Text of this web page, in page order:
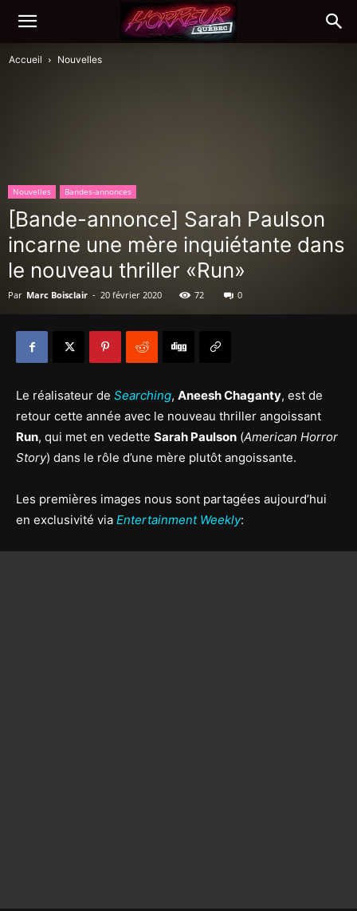
Accueil Nouvelles
Nouvelles Bandes-annonces
[Bande-annonce] Sarah Paulson
incarne une mère inquiétante dans
le nouveau thriller «Run»
Par Marc Boisclair - 20 février 2020 72 0
Le réalisateur de Searching, Aneesh Chaganty, est de
retour cette année avec le nouveau thriller angoissant
Run, qui met en vedette Sarah Paulson (American Horror
Story) dans le rôle d’une mère plutôt angoissante.
Les premières images nous sont partagées aujourd’hui
en exclusivité via Entertainment Weekly: